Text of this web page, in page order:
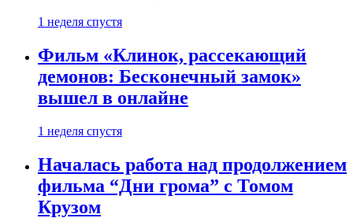
1 неделя спустя
Фильм «Клинок, рассекающий
демонов: Бесконечный замок»
вышел в онлайне
1 неделя спустя
Началась работа над продолжением
фильма “Дни грома” с Томом
Крузом